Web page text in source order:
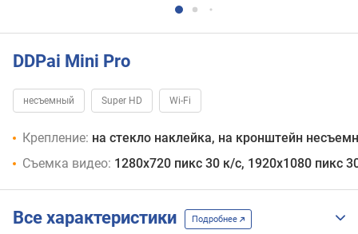
DDPai Mini Pro
несъемный Super HD Wi-Fi
Крепление: на стекло наклейка, на кронштейн
Съемка видео: 1280x720 пикс 30 к/с, 1920x1080 пикс
Все характеристики Подробнее